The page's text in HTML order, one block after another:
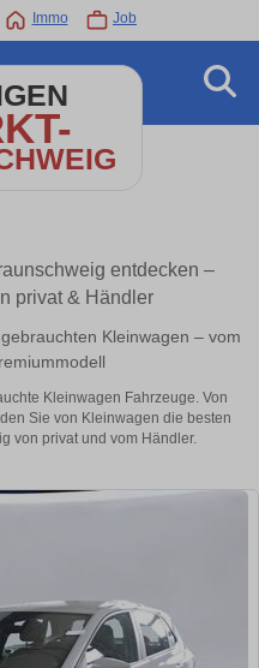
Immo Job
entdecken –
privat & Händler
Kleinwagen – vom
Kleinwagen Fahrzeuge. Von
Sie von Kleinwagen die besten
von privat und vom Händler.